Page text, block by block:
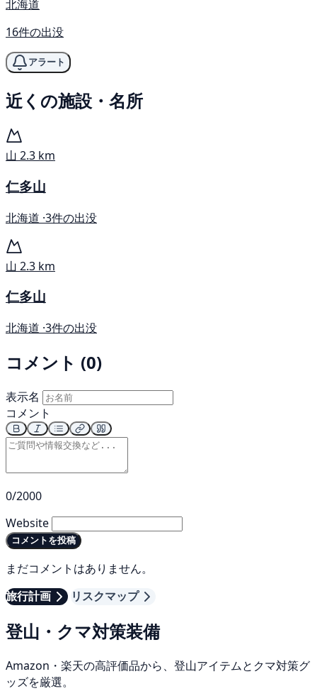
北海道
16件の出没
アラート
近くの施設・名所
山 2.3 km
仁多山
北海道 ·3件の出没
山 2.3 km
仁多山
北海道 ·3件の出没
コメント (0)
表示名
コメント
0/2000
Website
コメントを投稿
まだコメントはありません。
旅行計画
リスクマップ
登山・クマ対策装備
Amazon・楽天の高評価品から、登山アイテムとクマ対策グ
ッズを厳選。